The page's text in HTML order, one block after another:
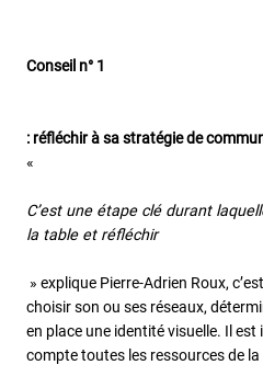
Conseil n° 1
: réfléchir à sa stratégie de
«
C’est une étape clé durant
la table et réfléchir
» explique Pierre-Adrien Roux,
choisir son ou ses réseaux,
en place une identité visuelle. Il
compte toutes les ressources de